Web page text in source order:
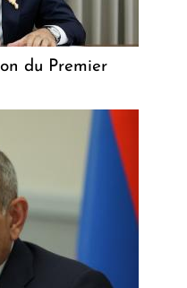
du Premier